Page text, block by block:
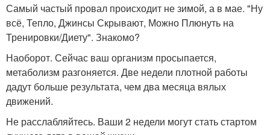
Самый частый провал происходит не зимой, а в мае. "Ну
всё, Тепло, Джинсы Скрывают, Можно Плюнуть на
Тренировки/Диету". Знакомо?
Наоборот. Сейчас ваш организм просыпается,
метаболизм разгоняется. Две недели плотной работы
дадут больше результата, чем два месяца вялых
движений.
Не расслабляйтесь. Ваши 2 недели могут стать стартом